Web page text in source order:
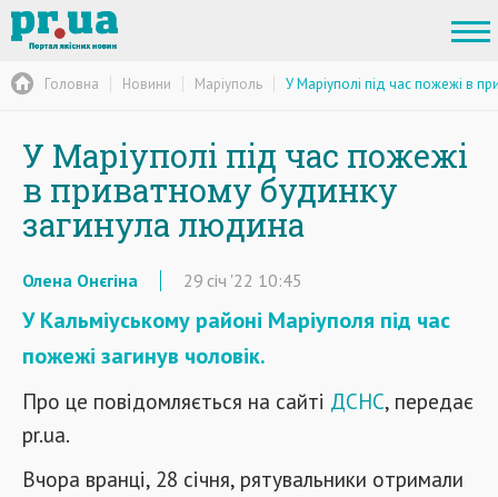
Головна Новини Маріуполь У Маріуполі під час пожежі в
У Маріуполі під час пожежі
в приватному будинку
загинула людина
Олена Онєгіна 29 січ '22 10:45
У Кальміуському районі Маріуполя під час
пожежі загинув чоловік.
Про це повідомляється на сайті ДСНС, передає
pr.ua.
Вчора вранці, 28 січня, рятувальники отримали